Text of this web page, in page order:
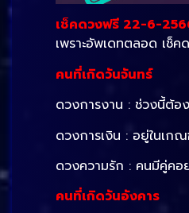
เช็คดวงฟรี 22-6-
เพราะอัพเดทตลอด เช็
คนที่เกิดวันจันทร์
ดวงการงาน : ช่วงนี้ต้อ
ดวงการเงิน : อยู่ในเก
ดวงความรัก : คนมีคู่คอ
คนที่เกิดวันอังคาร